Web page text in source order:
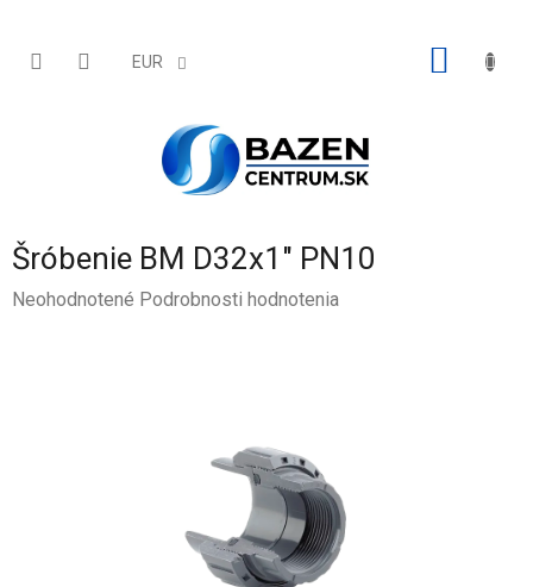
obsah
EUR
Šróbenie BM D32x1" PN10
Priemerné
Neohodnotené Podrobnosti hodnotenia